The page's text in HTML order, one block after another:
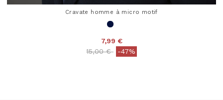
Cravate homme à micro motif
7,99 €
Price reduced from
15,00 €to-47%